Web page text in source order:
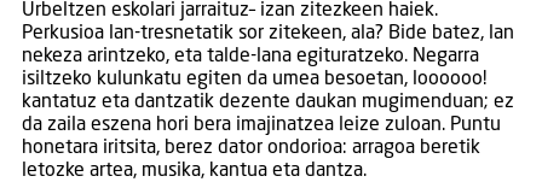
Urbeltzen eskolari jarraituz– izan zitezkeen haiek.
Perkusioa lan-tresnetatik sor zitekeen, ala? Bide batez, lan
nekeza arintzeko, eta talde-lana egituratzeko. Negarra
isiltzeko kulunkatu egiten da umea besoetan, loooooo!
kantatuz eta dantzatik dezente daukan mugimenduan; ez
da zaila eszena hori bera imajinatzea leize zuloan. Puntu
honetara iritsita, berez dator ondorioa: arragoa beretik
letozke artea, musika, kantua eta dantza.